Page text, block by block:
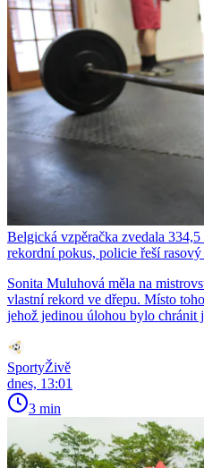
Belgická vzpěračka zvedala
rekordní pokus, policie řeší
Sonita Muluhová měla na
vlastní rekord ve dřepu. Místo
jehož jedinou úlohou bylo chránit
SportyŽivě
dnes, 13:01
3 min